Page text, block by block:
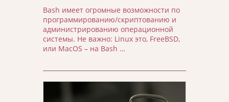
Bash имеет огромные возможности по
программированию/скриптованию и
администрированию операционной
системы. Не важно: Linux это, FreeBSD,
или MacOS – на Bash …